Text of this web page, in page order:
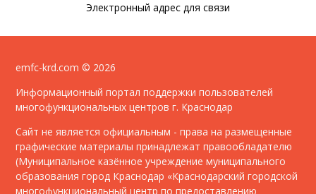
Электронный адрес для связи
emfc-krd.com © 2026
Информационный портал поддержки пользователей
многофункциональных центров г. Краснодар
Сайт не является официальным - права на размещенные
графические материалы принадлежат правообладателю
(Муниципальное казённое учреждение муниципального
образования город Краснодар «Краснодарский городской
многофункциональный центр по предоставлению